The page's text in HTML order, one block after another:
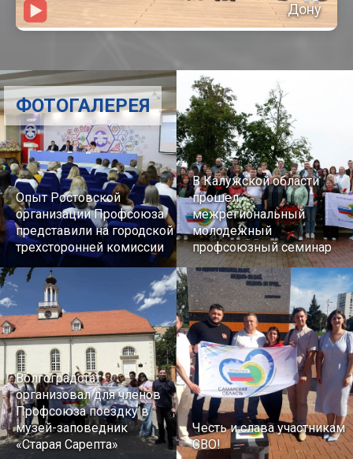
Дону
Опыт Ростовской
организации Профсоюза
представили на городской
трехсторонней комиссии
В Калужской области
прошел
межрегиональный
молодежный
профсоюзный семинар
Волгоградстат
организовал для членов
Профсоюза поездку в
музей-заповедник
«Старая Сарепта»
Честь и слава участникам
СВО!
ФОТОГАЛЕРЕЯ